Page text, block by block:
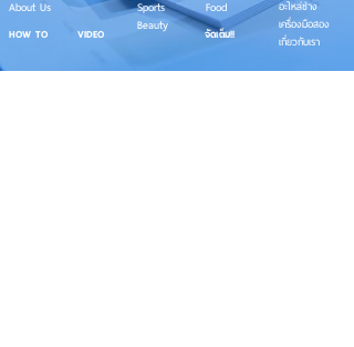
Sports
Beauty
Food
อะไหล่ช่าง
เครื่องมือสอง
เกี่ยวกับเรา
About Us
จัดเต็ม!!
HOW TO VIDEO